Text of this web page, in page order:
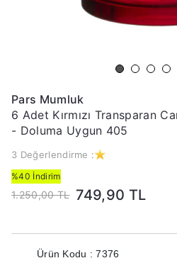
Pars Mumluk
6 Adet Kırmızı Transparan
- Doluma Uygun 405
3 Değerlendirme :
%40 İndirim
1.250,00 TL 749,90 TL
Ürün Kodu : 7376